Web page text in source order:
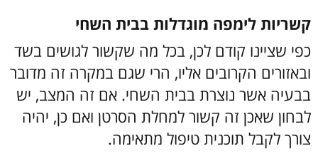
קשריות לימפה מוגדלות בבית השחי
כפי שציינו קודם לכן, בכל מה שקשור לגושים בשד
ובאזורים הקרובים אליו, הרי שגם במקרה זה מדובר
בבעיה אשר נוצרת בבית השחי. אם זה המצב, יש
לבחון שאכן זה קשור למחלת הסרטן ואם כן, יהיה
צורך לקבל תוכנית טיפול מתאימה.